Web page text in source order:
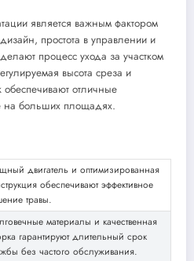
является важным фактором
простота в управлении и
процесс ухода за участком
высота среза и
обеспечивают отличные
на больших площадях.
двигатель и оптимизированная
обеспечивают эффективное
травы.
материалы и качественная
гарантируют длительный срок
без частого обслуживания.